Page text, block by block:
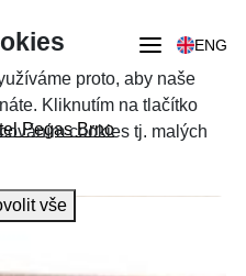
ENG
Pegas Brno
proto, aby naše
Kliknutím na tlačítko
cookies tj. malých
vše